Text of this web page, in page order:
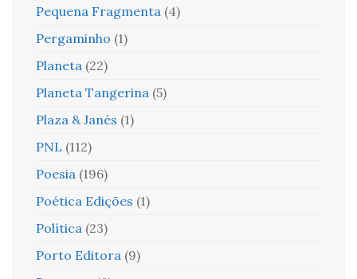
Pequena Fragmenta (4)
Pergaminho (1)
Planeta (22)
Planeta Tangerina (5)
Plaza & Janés (1)
PNL (112)
Poesia (196)
Poética Edições (1)
Política (23)
Porto Editora (9)